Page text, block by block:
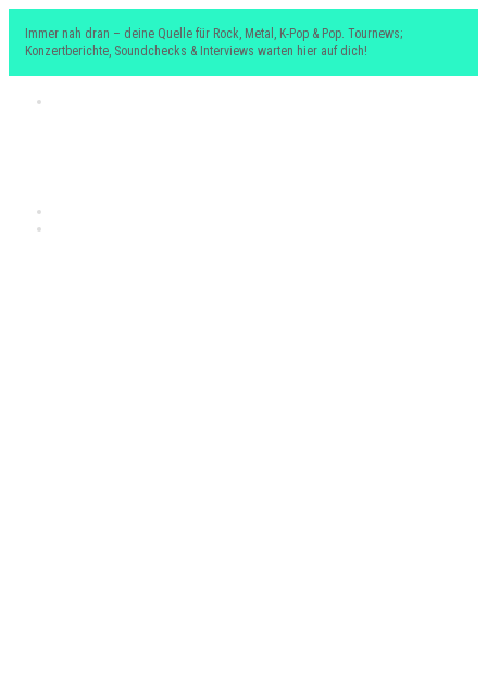
Immer nah dran – deine Quelle für Rock, Metal, K-Pop & Pop. Tournews;
Konzertberichte, Soundchecks & Interviews warten hier auf dich!